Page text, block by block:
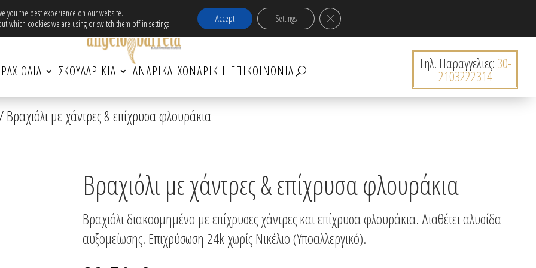
μεταφορικά εντός Ελλάδας για αγορές άνω των 30€!
ΣΚΟΥΛΑΡΙΚΙΑ ΑΝΔΡΙΚΆ ΧΟΝΔΡΙΚΗ ΕΠΙΚΟΙΝΩΝΊΑ Tηλ. Παραγγελιες: 30-
2103222314
Βραχιόλι με χάντρες & επίχρυσα φλουράκια
Βραχιόλι με χάντρες & επίχρυσα φλουράκια
Βραχιόλι διακοσμημένο με επίχρυσες χάντρες και επίχρυσα φλουράκια. Διαθέτει αλυσίδα
αυξομείωσης. Επιχρύσωση 24k χωρίς Νικέλιο (Υποαλλεργικό).
you the best experience on our website.
which cookies we are using or switch them off in settings. Accept Settings Κλείσιμο του Cookie banner για το GDPR